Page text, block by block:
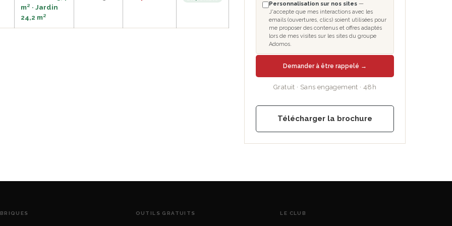
m² · Jardin
24,2 m²
Personnalisation sur nos sites —
J'accepte que mes interactions avec les
emails (ouvertures, clics) soient utilisées pour
me proposer des contenus et offres adaptés
lors de mes visites sur les sites du groupe
Adomos.
Demander à être rappelé →
Gratuit · Sans engagement · 48h
Télécharger la brochure
OUTILS GRATUITS LE CLUB